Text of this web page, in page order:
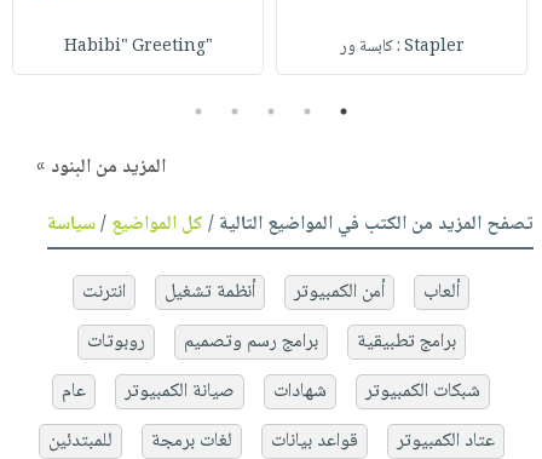
Stapler : كابسة ور "Habibi" Greeting
1
2
3
4
5
المزيد من البنود »
تصفح المزيد من الكتب في المواضيع التالية /كل المواضيع/سياسة
ألعاب أمن الكمبيوتر أنظمة تشغيل
انترنت
برامج تطبيقية
برامج رسم وتصميم
روبوتات
شبكات الكمبيوتر
شهادات صيانة الكمبيوتر
عام
عتاد الكمبيوتر
قواعد بيانات لغات برمجة
للمبتدئين